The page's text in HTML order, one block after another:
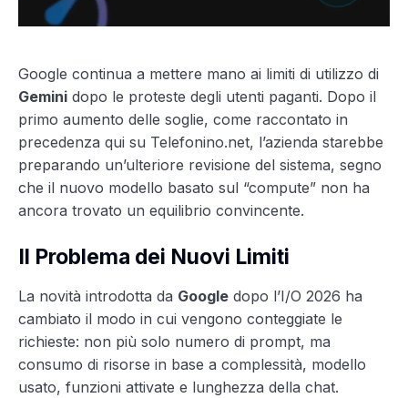
Google continua a mettere mano ai limiti di utilizzo di
Gemini dopo le proteste degli utenti paganti. Dopo il
primo aumento delle soglie, come raccontato in
precedenza qui su Telefonino.net, l’azienda starebbe
preparando un’ulteriore revisione del sistema, segno
che il nuovo modello basato sul “compute” non ha
ancora trovato un equilibrio convincente.
Il Problema dei Nuovi Limiti
La novità introdotta da Google dopo l’I/O 2026 ha
cambiato il modo in cui vengono conteggiate le
richieste: non più solo numero di prompt, ma
consumo di risorse in base a complessità, modello
usato, funzioni attivate e lunghezza della chat.